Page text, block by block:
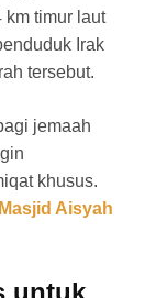
km timur laut
Irak
tersebut.
jemaah
khusus.
Aisyah
untuk